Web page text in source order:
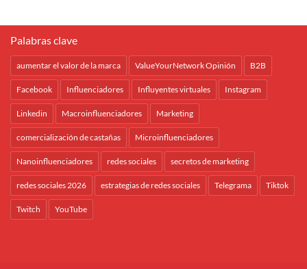
Palabras clave
aumentar el valor de la marca ValueYourNetwork Opinión B2B
Facebook Influenciadores Influyentes virtuales Instagram
Linkedin Macroinfluenciadores Marketing
comercialización de castañas Microinfluenciadores
Nanoinfluenciadores redes sociales secretos de marketing
redes sociales 2026 estrategias de redes sociales Telegrama Tiktok
Twitch YouTube